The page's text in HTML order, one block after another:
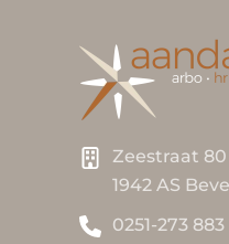
Zeestraat 80
1942 AS
0251-273 883